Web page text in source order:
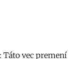
Táto vec premení